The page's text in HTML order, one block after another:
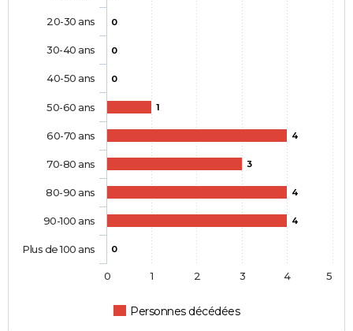
0
0
0
1
4
3
4
4
0
Personnes décédées
20-30 ans
30-40 ans
40-50 ans
50-60 ans
60-70 ans
70-80 ans
80-90 ans
90-100 ans
Plus de 100 ans
0 1 2 3 4 5